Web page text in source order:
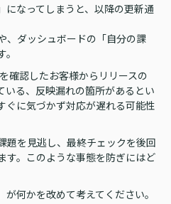
なってしまうと、以降の更新通
、ダッシュボードの「自分の課
確認したお客様からリリースの
いる、反映漏れの箇所があるとい
ぐに気づかず対応が遅れる可能性
題を見逃し、最終チェックを後回
す。このような事態を防ぎにはど
何かを改めて考えてください。